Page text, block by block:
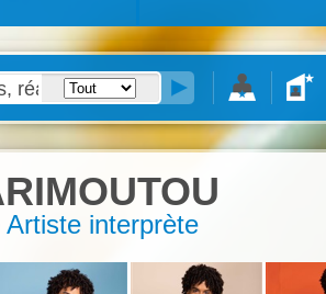
interprète